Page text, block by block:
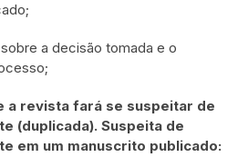
a decisão tomada e o
a revista fará se suspeitar de
(duplicada). Suspeita de
em um manuscrito publicado: